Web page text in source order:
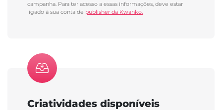
campanha. Para ter acesso a essas informações, deve estar
ligado à sua conta de publisher da Kwanko.
Criatividades disponíveis